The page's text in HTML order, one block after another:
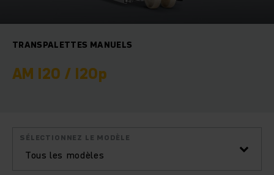
TRANSPALETTES MANUELS
AM I20 / I20p
Tous les modèles
SÉLECTIONNEZ LE MODÈLE